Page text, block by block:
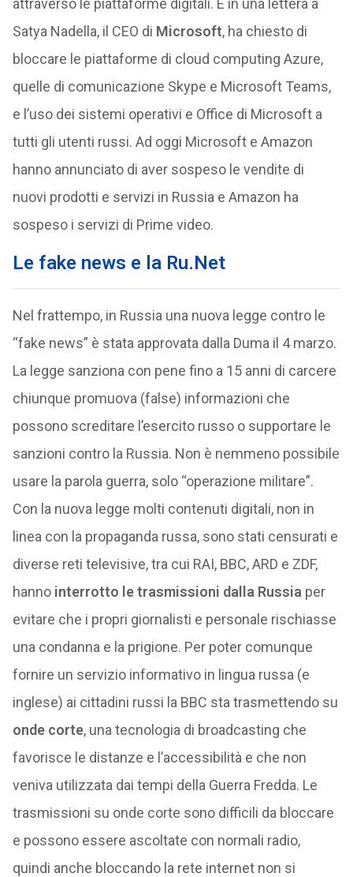
attraverso le piattaforme digitali. E in una lettera a
Satya Nadella, il CEO di Microsoft, ha chiesto di
bloccare le piattaforme di cloud computing Azure,
quelle di comunicazione Skype e Microsoft Teams,
e l’uso dei sistemi operativi e Office di Microsoft a
tutti gli utenti russi. Ad oggi Microsoft e Amazon
hanno annunciato di aver sospeso le vendite di
nuovi prodotti e servizi in Russia e Amazon ha
sospeso i servizi di Prime video.
Le fake news e la Ru.Net
Nel frattempo, in Russia una nuova legge contro le
“fake news” è stata approvata dalla Duma il 4 marzo.
La legge sanziona con pene fino a 15 anni di carcere
chiunque promuova (false) informazioni che
possono screditare l’esercito russo o supportare le
sanzioni contro la Russia. Non è nemmeno possibile
usare la parola guerra, solo “operazione militare”.
Con la nuova legge molti contenuti digitali, non in
linea con la propaganda russa, sono stati censurati e
diverse reti televisive, tra cui RAI, BBC, ARD e ZDF,
hanno interrotto le trasmissioni dalla Russia per
evitare che i propri giornalisti e personale rischiasse
una condanna e la prigione. Per poter comunque
fornire un servizio informativo in lingua russa (e
inglese) ai cittadini russi la BBC sta trasmettendo su
onde corte, una tecnologia di broadcasting che
favorisce le distanze e l’accessibilità e che non
veniva utilizzata dai tempi della Guerra Fredda. Le
trasmissioni su onde corte sono difficili da bloccare
e possono essere ascoltate con normali radio,
quindi anche bloccando la rete internet non si